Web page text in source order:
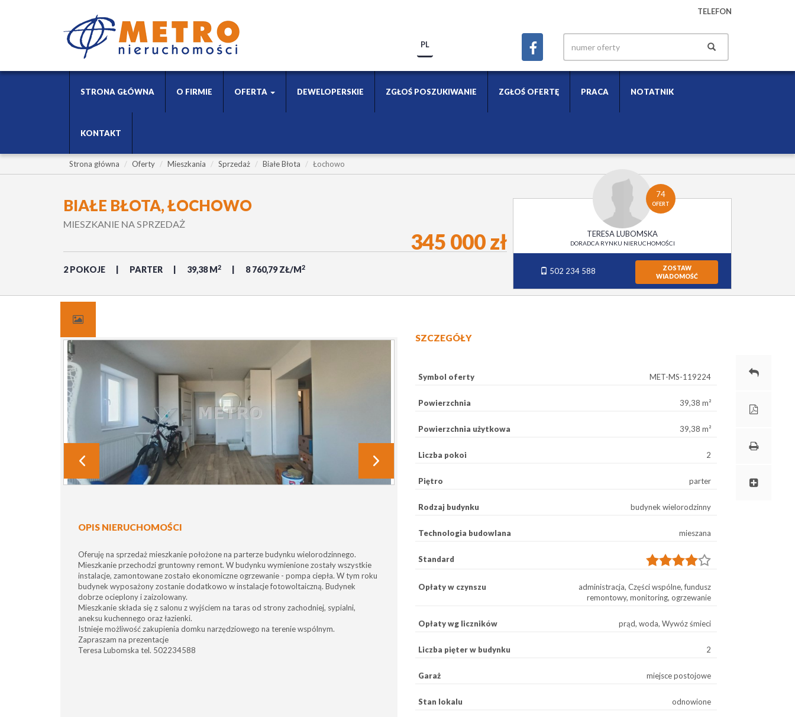
TELEFON
PL
STRONA GŁÓWNA O FIRMIE OFERTA DEWELOPERSKIE ZGŁOŚ POSZUKIWANIE ZGŁOŚ OFERTĘ PRACA NOTATNIK
KONTAKT
Strona główna Oferty Mieszkania Sprzedaż Białe Błota Łochowo
BIAŁE BŁOTA, ŁOCHOWO
MIESZKANIE NA SPRZEDAŻ
2 POKOJE PARTER 39,38 M2 8 760,79 ZŁ/M2
345 000 zł
74
OFERT
TERESA LUBOMSKA
DORADCA RYNKU NIERUCHOMOŚCI
502 234 588
ZOSTAW
WIADOMOŚĆ
OPIS NIERUCHOMOŚCI
Oferuję na sprzedaż mieszkanie położone na parterze budynku wielorodzinnego.
Mieszkanie przechodzi gruntowny remont. W budynku wymienione zostały wszystkie
instalacje, zamontowane zostało ekonomiczne ogrzewanie - pompa ciepła. W tym roku
budynek wyposażony zostanie dodatkowo w instalacje fotowoltaiczną. Budynek
dobrze ocieplony i zaizolowany.
Mieszkanie składa się z salonu z wyjściem na taras od strony zachodniej, sypialni,
aneksu kuchennego oraz łazienki.
Istnieje możliwość zakupienia domku narzędziowego na terenie wspólnym.
Zapraszam na prezentacje
Teresa Lubomska tel. 502234588
SZCZEGÓŁY
Symbol oferty MET-MS-119224
Powierzchnia 39,38 m²
Powierzchnia użytkowa 39,38 m²
Liczba pokoi 2
Piętro parter
Rodzaj budynku budynek wielorodzinny
Technologia budowlana mieszana
Standard
Opłaty w czynszu
administracja, Części wspólne, fundusz
remontowy, monitoring, ogrzewanie
Opłaty wg liczników prąd, woda, Wywóz śmieci
Liczba pięter w budynku 2
Garaż miejsce postojowe
Stan lokalu odnowione